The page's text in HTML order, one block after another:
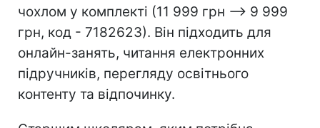
чохлом у комплекті (11 999 грн –> 9 999
грн, код - 7182623). Він підходить для
онлайн-занять, читання електронних
підручників, перегляду освітнього
контенту та відпочинку.